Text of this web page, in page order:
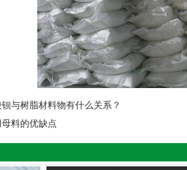
与树脂材料物有什么关系？
料的优缺点